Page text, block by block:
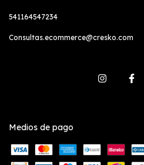
541164547234
Consultas.ecommerce@cresko.com
Medios de pago